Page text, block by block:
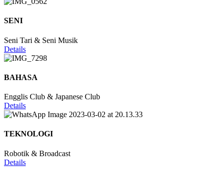
SENI
Seni Tari & Seni Musik
Details
BAHASA
Engglis Club & Japanese Club
Details
TEKNOLOGI
Robotik & Broadcast
Details